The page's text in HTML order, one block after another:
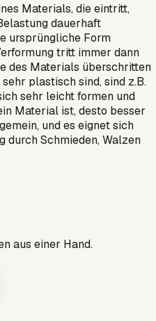
Materials, die eintritt,
dauerhaft
ursprüngliche Form
tritt immer dann
des Materials überschritten
plastisch sind, sind z.B.
sehr leicht formen und
Material ist, desto besser
und es eignet sich
durch Schmieden, Walzen
aus einer Hand.